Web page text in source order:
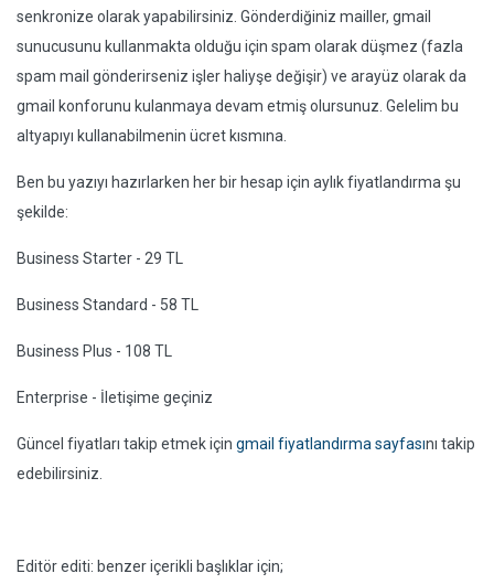
senkronize olarak yapabilirsiniz. Gönderdiğiniz mailler, gmail
sunucusunu kullanmakta olduğu için spam olarak düşmez (fazla
spam mail gönderirseniz işler haliyşe değişir) ve arayüz olarak da
gmail konforunu kulanmaya devam etmiş olursunuz. Gelelim bu
altyapıyı kullanabilmenin ücret kısmına.
Ben bu yazıyı hazırlarken her bir hesap için aylık fiyatlandırma şu
şekilde:
Business Starter - 29 TL
Business Standard - 58 TL
Business Plus - 108 TL
Enterprise - İletişime geçiniz
Güncel fiyatları takip etmek için gmail fiyatlandırma sayfasını takip
edebilirsiniz.
Editör editi: benzer içerikli başlıklar için;